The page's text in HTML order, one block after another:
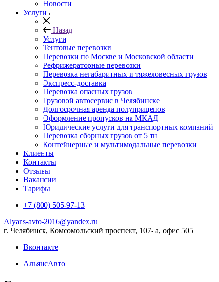
Новости
Услуги
Назад
Услуги
Тентовые перевозки
Перевозки по Москве и Московской области
Рефрижераторные перевозки
Перевозка негабаритных и тяжеловесных грузов
Экспресс-доставка
Перевозка опасных грузов
Грузовой автосервис в Челябинске
Долгосрочная аренда полуприцепов
Оформление пропусков на МКАД
Юридические услуги для транспортных компаний
Перевозка сборных грузов от 5 тн
Контейнерные и мультимодальные перевозки
Клиенты
Контакты
Отзывы
Вакансии
Тарифы
+7 (800) 505-97-13
Alyans-avto-2016@yandex.ru
г. Челябинск, Комсомольский проспект, 107- а, офис 505
Вконтакте
АльянсАвто